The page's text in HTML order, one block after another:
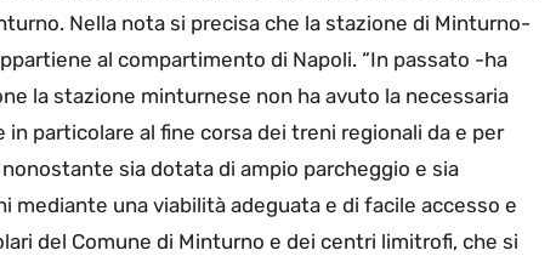
Nella nota si precisa che la stazione di Minturno-
al compartimento di Napoli. “In passato -ha
la stazione minturnese non ha avuto la necessaria
particolare al fine corsa dei treni regionali da e per
sia dotata di ampio parcheggio e sia
una viabilità adeguata e di facile accesso e
del Comune di Minturno e dei centri limitrofi, che si